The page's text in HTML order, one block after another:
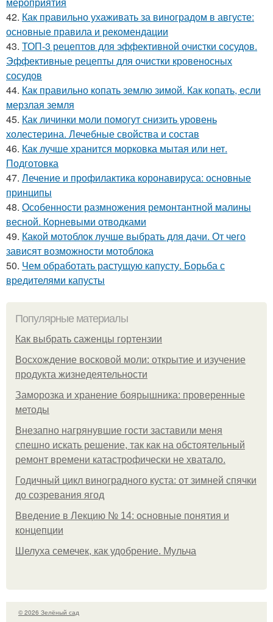
42. Как правильно ухаживать за виноградом в августе:
основные правила и рекомендации
43. ТОП-3 рецептов для эффективной очистки сосудов.
Эффективные рецепты для очистки кровеносных
сосудов
44. Как правильно копать землю зимой. Как копать, если
мерзлая земля
45. Как личинки моли помогут снизить уровень
холестерина. Лечебные свойства и состав
46. Как лучше хранится морковка мытая или нет.
Подготовка
47. Лечение и профилактика коронавируса: основные
принципы
48. Особенности размножения ремонтантной малины
весной. Корневыми отводками
49. Какой мотоблок лучше выбрать для дачи. От чего
зависят возможности мотоблока
50. Чем обработать растущую капусту. Борьба с
вредителями капусты
Популярные материалы
Как выбрать саженцы гортензии
Восхождение восковой моли: открытие и изучение
продукта жизнедеятельности
Заморозка и хранение боярышника: проверенные
методы
Внезапно нагрянувшие гости заставили меня
спешно искать решение, так как на обстоятельный
ремонт времени катастрофически не хватало.
Годичный цикл виноградного куста: от зимней спячки
до созревания ягод
Введение в Лекцию № 14: основные понятия и
концепции
Шелуха семечек, как удобрение. Мульча
© 2026 Зелёный сад